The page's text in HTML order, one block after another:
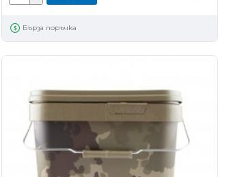
Бърза поръчка